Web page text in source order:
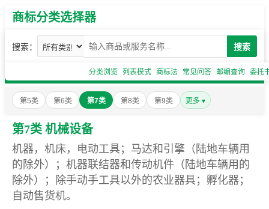
商标分类选择器
搜索： 搜索
分类浏览 列表模式 商标法 常见问答 邮编查询 委托
第5类 第6类 第7类 第8类 第9类 更多 ▾
第7类 机械设备
机器，机床，电动工具；马达和引擎（陆地车辆用
的除外）；机器联结器和传动机件（陆地车辆用的
除外）；除手动手工具以外的农业器具；孵化器；
自动售货机。